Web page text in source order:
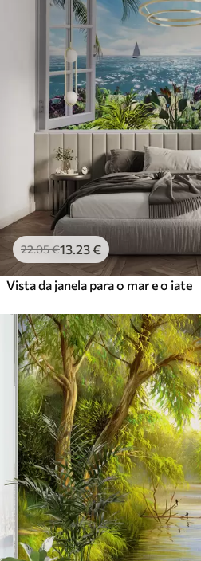
22.05€13.23€
Vista da janela para o mar e o iate